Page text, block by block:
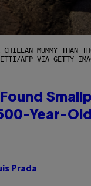
CHILEAN MUMMY THAN
AFP VIA GETTY
Year-
Prada